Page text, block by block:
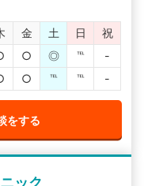
金 土 日
祝
○ ◎ ℡
-
○ ℡ ℡ -
をする
ック